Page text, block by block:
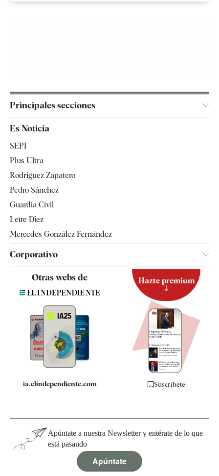
Principales secciones
España
Televisión
Es Noticia
SEPI
Plus Ultra
Rodríguez Zapatero
Pedro Sánchez
Guardia Civil
Leire Díez
Mercedes González Fernández
Corporativo
Contacto
Quiénes somos
Especificaciones
Otras webs de
ia.elindependiente.com
Hazte premium
Suscríbete
Apúntate a nuestra Newsletter y entérate de lo que
está pasando
Apúntate